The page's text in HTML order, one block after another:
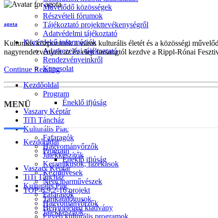
Művelődő közösségek
Részvételi fórumok
Tájékoztató projekttevékenységről
Adatvédelmi tájékoztató
Közérdekű információk
Adatkezelési tájékoztató
Rendezvényeinkről
Kapcsolat
Kezdőoldal
Program
Éneklő ifjúság
Vaszary Képtár
TiTi Táncház
Kulturális Piac
Fafaragók
Hagyományőrzők
Játékkészítők
Keramikusok, fazekasok
Kézművesek
Népi iparművészek
TOP-6.9.2-16 projekt
Tankatalógusok
Helytörténeti kiadvány
Egyéb kulturális programok
agota
Kulturális központunk a város kulturális életét és a közösségi
nagyrendezvényeit az év eleji farsangtól kezdve a Rippl-Rónai
Continue Reading
MENÜ
Kezdőoldal
Program
Éneklő ifjúság
Vaszary Képtár
TiTi Táncház
Kulturális Piac
Fafaragók
Hagyományőrzők
Játékkészítők